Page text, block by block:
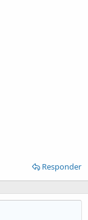
Responder